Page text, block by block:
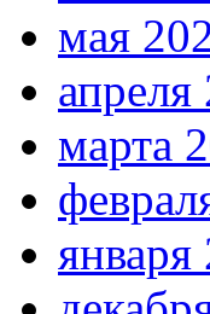
мая
апреля
марта
января